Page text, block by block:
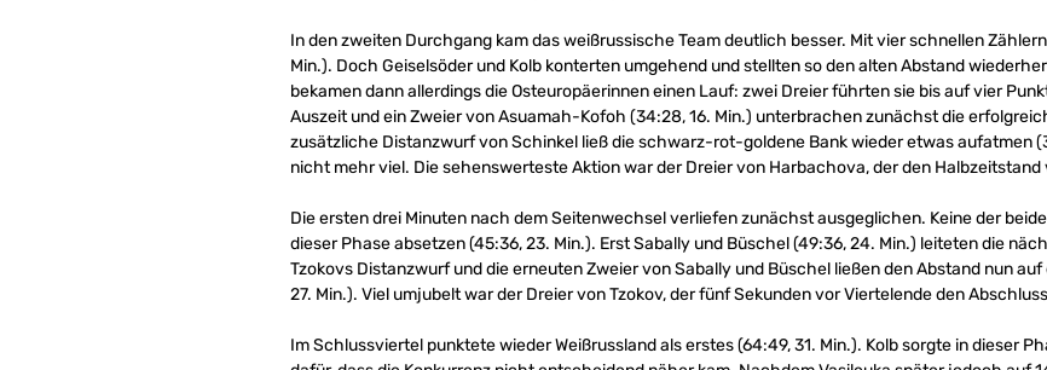
In den zweiten Durchgang kam das weißrussische Team deutlich besser. Mit vier schnellen
Min.). Doch Geiselsöder und Kolb konterten umgehend und stellten so den alten Abstand
bekamen dann allerdings die Osteuropäerinnen einen Lauf: zwei Dreier führten sie bis auf vier
Auszeit und ein Zweier von Asuamah-Kofoh (34:28, 16. Min.) unterbrachen zunächst die
zusätzliche Distanzwurf von Schinkel ließ die schwarz-rot-goldene Bank wieder etwas aufatmen
nicht mehr viel. Die sehenswerteste Aktion war der Dreier von Harbachova, der den Halbzeitstand
Die ersten drei Minuten nach dem Seitenwechsel verliefen zunächst ausgeglichen. Keine der
dieser Phase absetzen (45:36, 23. Min.). Erst Sabally und Büschel (49:36, 24. Min.) leiteten die
Tzokovs Distanzwurf und die erneuten Zweier von Sabally und Büschel ließen den Abstand nun
27. Min.). Viel umjubelt war der Dreier von Tzokov, der fünf Sekunden vor Viertelende den
Im Schlussviertel punktete wieder Weißrussland als erstes (64:49, 31. Min.). Kolb sorgte in dieser